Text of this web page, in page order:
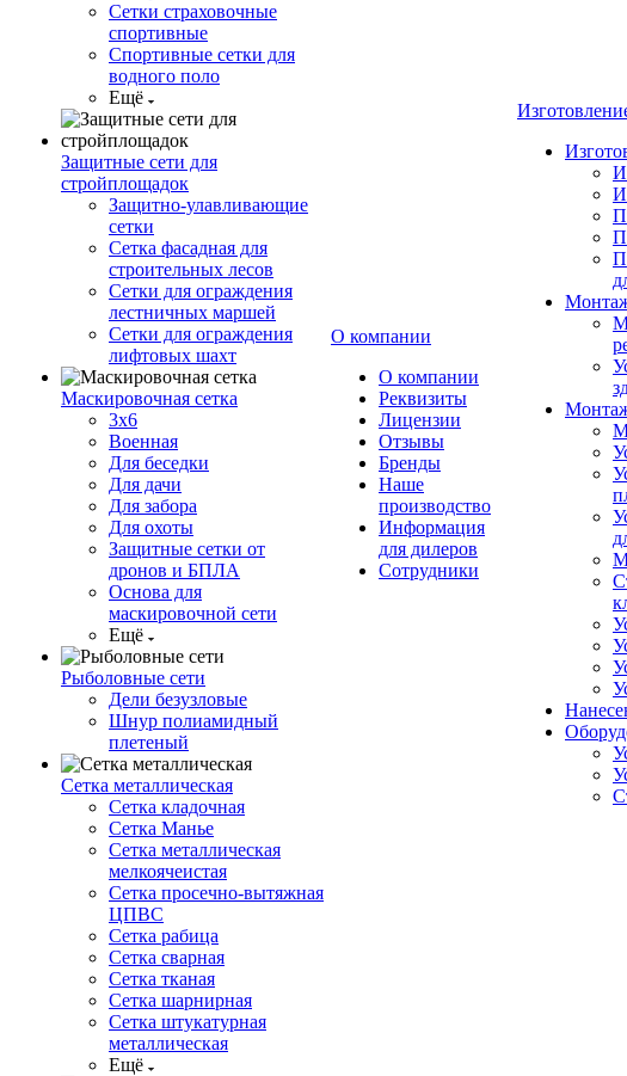
Сетки страховочные
спортивные
Спортивные сетки для
водного поло
Ещё
Защитные сети для
стройплощадок
Защитно-улавливающие
сетки
Сетка фасадная для
строительных лесов
Сетки для ограждения
лестничных маршей
Сетки для ограждения
лифтовых шахт
Маскировочная сетка
3х6
Военная
Для беседки
Для дачи
Для забора
Для охоты
Защитные сетки от
дронов и БПЛА
Основа для
маскировочной сети
Ещё
Рыболовные сети
Дели безузловые
Шнур полиамидный
плетеный
Сетка металлическая
Сетка кладочная
Сетка Манье
Сетка металлическая
мелкоячеистая
Сетка просечно-вытяжная
ЦПВС
Сетка рабица
Сетка сварная
Сетка тканая
Сетка шарнирная
Сетка штукатурная
металлическая
Ещё
О компании
О компании
Реквизиты
Лицензии
Отзывы
Бренды
Наше
производство
Информация
для дилеров
Сотрудники